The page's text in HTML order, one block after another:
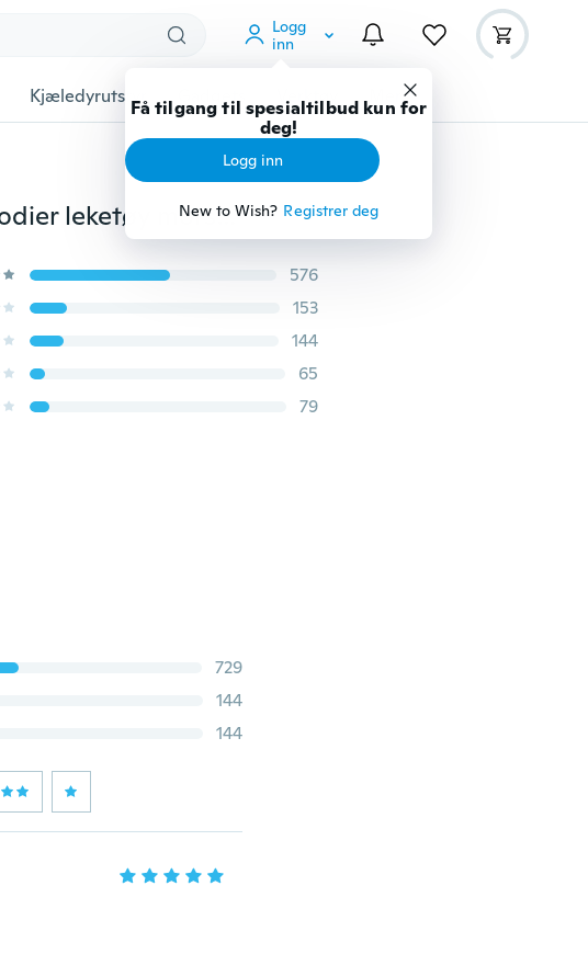
Logg
inn
Få tilgang til spesialtilbud kun for
deg!
Logg inn
New to Wish? Registrer deg
Kjæledyrutstyr Gadgets Verktøy
Barn fargerik vannfløyte leketøy badekar melodier leketøy morsom lyd leketøy
576
153
144
65
79
729
144
144